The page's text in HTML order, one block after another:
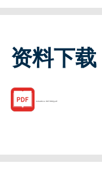
资料下载
IndraDrive HCT/HCQ.pdf